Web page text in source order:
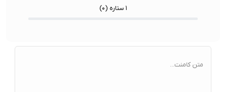
۱ ستاره ( ۰)
متن کامنت...